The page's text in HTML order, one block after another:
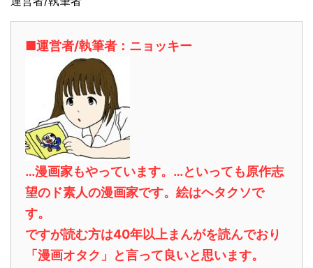
■運営者/執筆者：ニョッキー
…漫画家もやっています。…といっても原作志
望のド素人の漫画家です。絵はヘタクソで
す。
ですが読む方は40年以上まんがを読んでおり
「漫画オタク」と言って良いと思います。